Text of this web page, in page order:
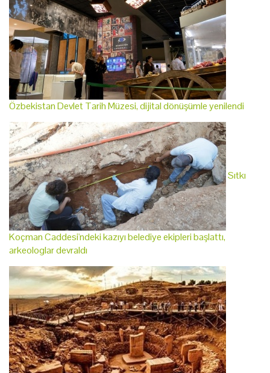
Özbekistan Devlet Tarih Müzesi, dijital dönüşümle yenilendi
Sıtkı
Koçman Caddesi'ndeki kazıyı belediye ekipleri başlattı,
arkeologlar devraldı